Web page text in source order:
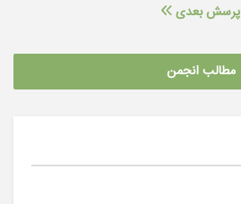
پرسش بعدی
مطالب انجمن